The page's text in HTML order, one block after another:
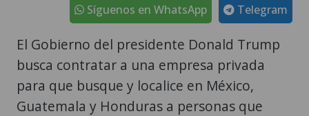
Telegram
Síguenos en WhatsApp
El Gobierno del presidente Donald Trump
busca contratar a una empresa privada
para que busque y localice en México,
Guatemala y Honduras a personas que